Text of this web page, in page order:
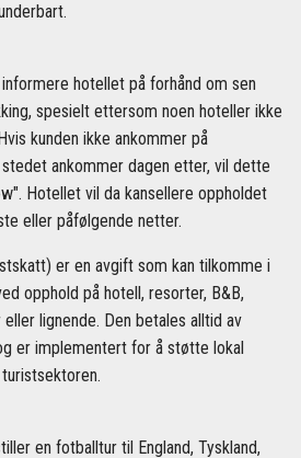
hotellet på forhånd om sen
spesielt ettersom noen hoteller ikke
kunden ikke ankommer på
ankommer dagen etter, vil dette
Hotellet vil da kansellere oppholdet
eller påfølgende netter.
er en avgift som kan tilkomme i
opphold på hotell, resorter, B&B,
lignende. Den betales alltid av
er implementert for å støtte lokal
en fotballtur til England, Tyskland,